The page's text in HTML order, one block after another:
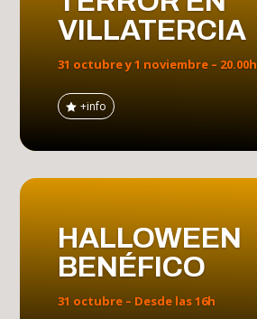
VILLATERCIA
31 octubre y 1 noviembre – 20.00h
+info
HALLOWEEN
BENÉFICO
31 octubre – Desde las 16h